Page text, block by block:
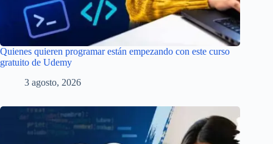
Quienes quieren programar están empezando con este curso
gratuito de Udemy
3 agosto, 2026